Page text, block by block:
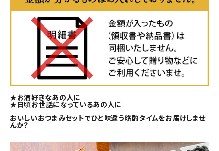
★お酒好きなあの人に
★日頃お世話になっているあの人に
おいしいおつまみセットでひと味違う晩酌タイムをお届けしませ
んか？